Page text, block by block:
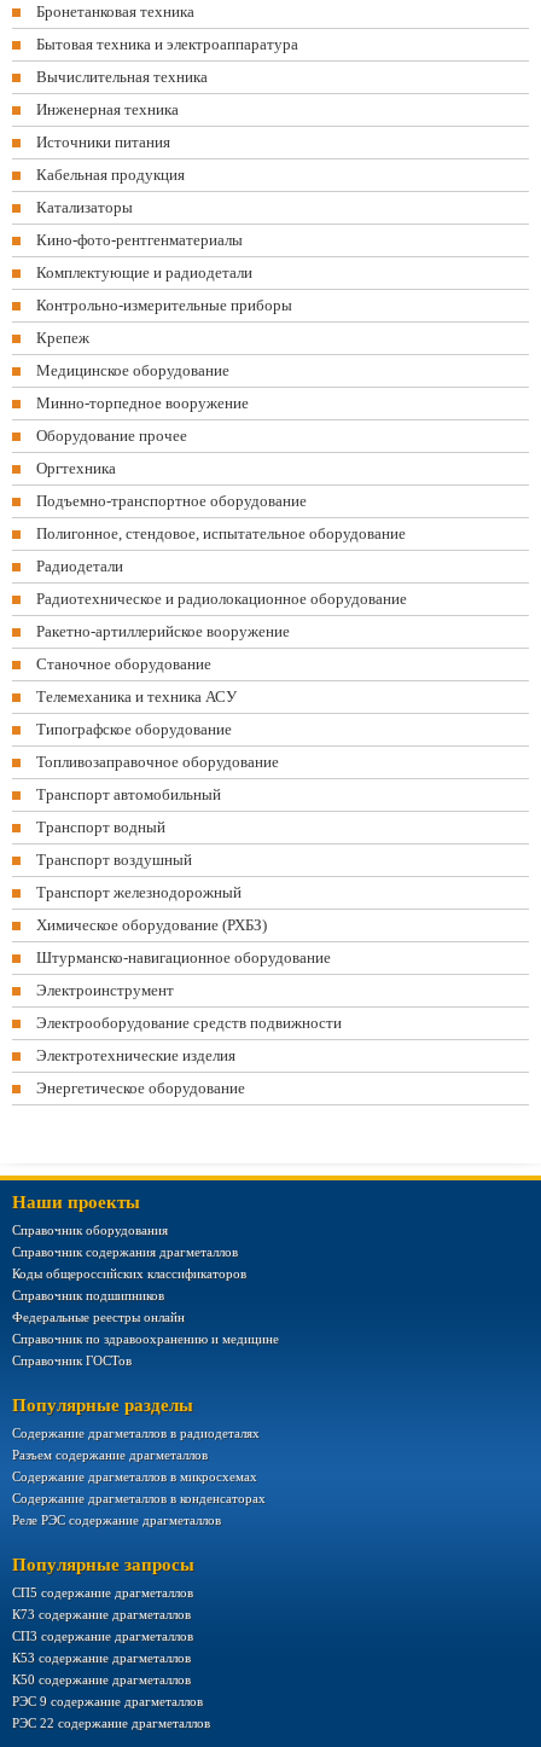
Бронетанковая техника
Бытовая техника и электроаппаратура
Вычислительная техника
Инженерная техника
Источники питания
Кабельная продукция
Катализаторы
Кино-фото-рентгенматериалы
Комплектующие и радиодетали
Контрольно-измерительные приборы
Крепеж
Медицинское оборудование
Минно-торпедное вооружение
Оборудование прочее
Оргтехника
Подъемно-транспортное оборудование
Полигонное, стендовое, испытательное оборудование
Радиодетали
Радиотехническое и радиолокационное оборудование
Ракетно-артиллерийское вооружение
Станочное оборудование
Телемеханика и техника АСУ
Типографское оборудование
Топливозаправочное оборудование
Транспорт автомобильный
Транспорт водный
Транспорт воздушный
Транспорт железнодорожный
Химическое оборудование (РХБЗ)
Штурманско-навигационное оборудование
Электроинструмент
Электрооборудование средств подвижности
Электротехнические изделия
Энергетическое оборудование
Наши проекты
Справочник оборудования
Справочник содержания драгметаллов
Коды общероссийских классификаторов
Справочник подшипников
Федеральные реестры онлайн
Справочник по здравоохранению и медицине
Справочник ГОСТов
Популярные разделы
Содержание драгметаллов в радиодеталях
Разъем содержание драгметаллов
Содержание драгметаллов в микросхемах
Содержание драгметаллов в конденсаторах
Реле РЭС содержание драгметаллов
Популярные запросы
СП5 содержание драгметаллов
К73 содержание драгметаллов
СП3 содержание драгметаллов
К53 содержание драгметаллов
К50 содержание драгметаллов
РЭС 9 содержание драгметаллов
РЭС 22 содержание драгметаллов